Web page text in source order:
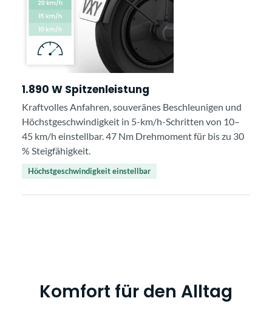
1.890 W Spitzenleistung
Kraftvolles Anfahren, souveränes Beschleunigen und
Höchstgeschwindigkeit in 5-km/h-Schritten von 10–
45 km/h einstellbar. 47 Nm Drehmoment für bis zu 30
% Steigfähigkeit.
Höchstgeschwindigkeit einstellbar
Komfort für den Alltag